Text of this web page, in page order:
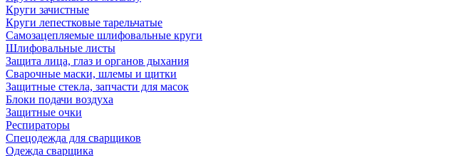
Круги зачистные
Круги лепестковые тарельчатые
Самозацепляемые шлифовальные круги
Шлифовальные листы
Защита лица, глаз и органов дыхания
Сварочные маски, шлемы и щитки
Защитные стекла, запчасти для масок
Блоки подачи воздуха
Защитные очки
Респираторы
Спецодежда для сварщиков
Одежда сварщика